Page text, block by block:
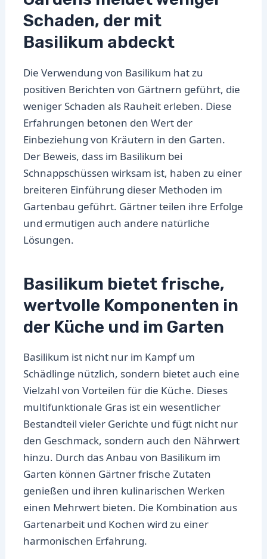
Schaden, der mit
Basilikum abdeckt
Die Verwendung von Basilikum hat zu
positiven Berichten von Gärtnern geführt, die
weniger Schaden als Rauheit erleben. Diese
Erfahrungen betonen den Wert der
Einbeziehung von Kräutern in den Garten.
Der Beweis, dass im Basilikum bei
Schnappschüssen wirksam ist, haben zu einer
breiteren Einführung dieser Methoden im
Gartenbau geführt. Gärtner teilen ihre Erfolge
und ermutigen auch andere natürliche
Lösungen.
Basilikum bietet frische,
wertvolle Komponenten in
der Küche und im Garten
Basilikum ist nicht nur im Kampf um
Schädlinge nützlich, sondern bietet auch eine
Vielzahl von Vorteilen für die Küche. Dieses
multifunktionale Gras ist ein wesentlicher
Bestandteil vieler Gerichte und fügt nicht nur
den Geschmack, sondern auch den Nährwert
hinzu. Durch das Anbau von Basilikum im
Garten können Gärtner frische Zutaten
genießen und ihren kulinarischen Werken
einen Mehrwert bieten. Die Kombination aus
Gartenarbeit und Kochen wird zu einer
harmonischen Erfahrung.